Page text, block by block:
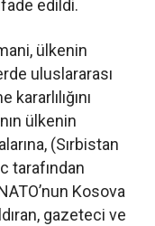
edildi.
ülkenin
uluslararası
ülkenin
(Sırbistan
tarafından
Kosova
gazeteci ve